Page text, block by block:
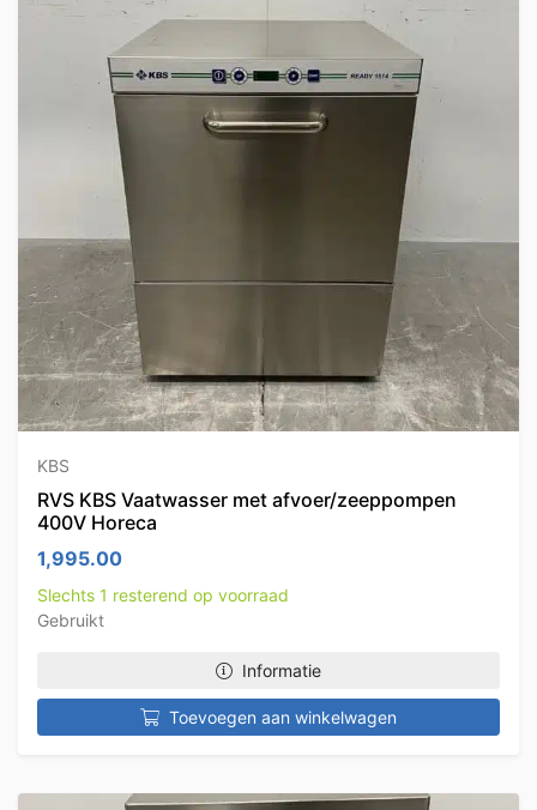
KBS
RVS KBS Vaatwasser met afvoer/zeeppompen
400V Horeca
1,995.00
Slechts 1 resterend op voorraad
Gebruikt
Informatie
Toevoegen aan winkelwagen